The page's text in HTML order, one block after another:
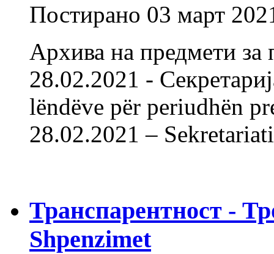
Постирано 03 март
Архива на предмети
28.02.2021 -
lëndëve për periudhën
28.02.2021 –
Транспарентност -
Shpenzimet